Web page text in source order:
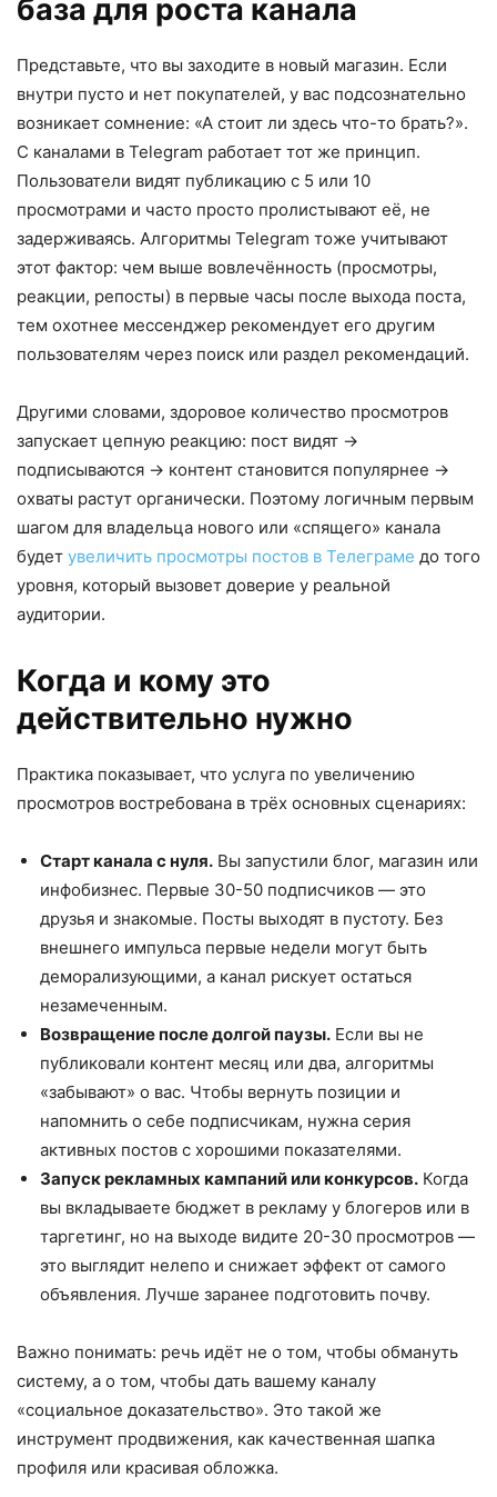
база для роста канала
Представьте, что вы заходите в новый магазин. Если
внутри пусто и нет покупателей, у вас подсознательно
возникает сомнение: «А стоит ли здесь что-то брать?».
С каналами в Telegram работает тот же принцип.
Пользователи видят публикацию с 5 или 10
просмотрами и часто просто пролистывают её, не
задерживаясь. Алгоритмы Telegram тоже учитывают
этот фактор: чем выше вовлечённость (просмотры,
реакции, репосты) в первые часы после выхода поста,
тем охотнее мессенджер рекомендует его другим
пользователям через поиск или раздел рекомендаций.
Другими словами, здоровое количество просмотров
запускает цепную реакцию: пост видят →
подписываются → контент становится популярнее →
охваты растут органически. Поэтому логичным первым
шагом для владельца нового или «спящего» канала
будет увеличить просмотры постов в Телеграме до того
уровня, который вызовет доверие у реальной
аудитории.
Когда и кому это
действительно нужно
Практика показывает, что услуга по увеличению
просмотров востребована в трёх основных сценариях:
Старт канала с нуля. Вы запустили блог, магазин или
инфобизнес. Первые 30-50 подписчиков — это
друзья и знакомые. Посты выходят в пустоту. Без
внешнего импульса первые недели могут быть
деморализующими, а канал рискует остаться
незамеченным.
Возвращение после долгой паузы. Если вы не
публиковали контент месяц или два, алгоритмы
«забывают» о вас. Чтобы вернуть позиции и
напомнить о себе подписчикам, нужна серия
активных постов с хорошими показателями.
Запуск рекламных кампаний или конкурсов. Когда
вы вкладываете бюджет в рекламу у блогеров или в
таргетинг, но на выходе видите 20-30 просмотров —
это выглядит нелепо и снижает эффект от самого
объявления. Лучше заранее подготовить почву.
Важно понимать: речь идёт не о том, чтобы обмануть
систему, а о том, чтобы дать вашему каналу
«социальное доказательство». Это такой же
инструмент продвижения, как качественная шапка
профиля или красивая обложка.